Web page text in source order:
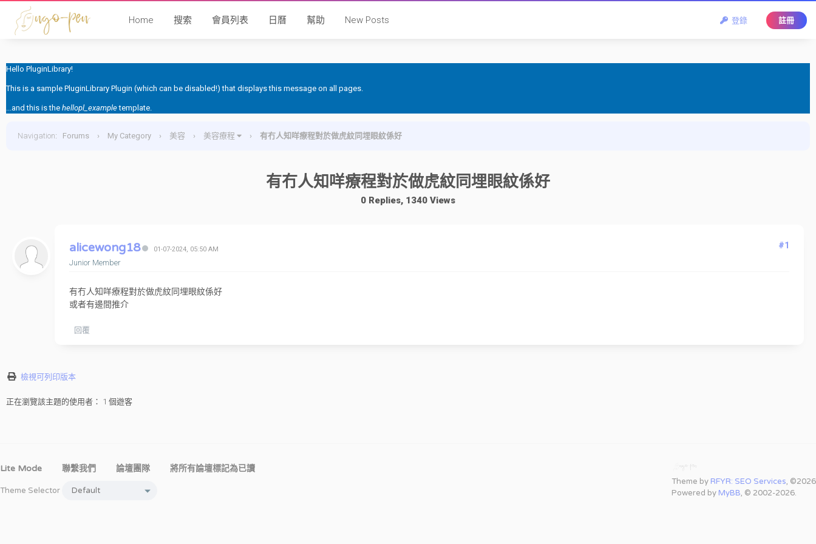
登錄 註冊
Home 搜索 會員列表 日曆 幫助 New Posts
Hello PluginLibrary!
This is a sample PluginLibrary Plugin (which can be disabled!) that displays this message on all pages.
...and this is the hellopl_exampletemplate.
Navigation: Forums › My Category › 美容 › 美容療程 › 有冇人知咩療程對於做虎紋同埋眼紋係好
有冇人知咩療程對於做虎紋同埋眼紋係好
0 Replies, 1340 Views
alicewong18 01-07-2024, 05:50 AM
Junior Member
#1
有冇人知咩療程對於做虎紋同埋眼紋係好
或者有邊間推介
回覆
檢視可列印版本
正在瀏覽該主題的使用者： 1 個遊客
Theme by RFYR: SEO Services, ©2026
Powered by MyBB, © 2002-2026.
Lite Mode 聯繫我們 論壇團隊 將所有論壇標記為已讀
Theme Selector